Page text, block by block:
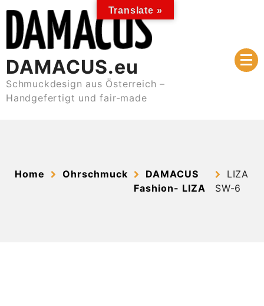
content
DAMACUS.eu
Schmuckdesign aus Österreich –
Handgefertigt und fair-made
Home Ohrschmuck
DAMACUS
Fashion- LIZA
LIZA
SW-6
Translate »